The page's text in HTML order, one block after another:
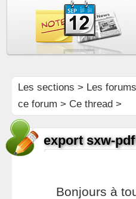
Les sections > Les
ce forum > Ce thread >
export sxw-pdf
Bonjours à